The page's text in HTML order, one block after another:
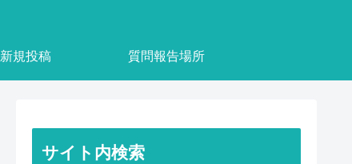
新規投稿 質問報告場所
サイト内検索